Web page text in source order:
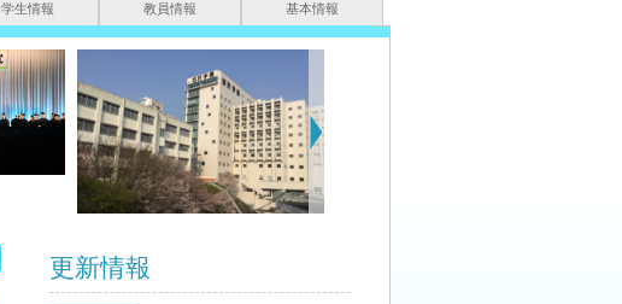
学生情報 教員情報 基本情報
更新情報